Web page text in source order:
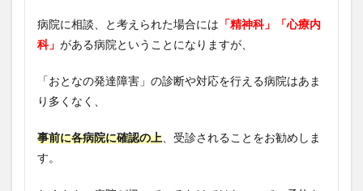
病院に相談、と考えられた場合には 「精神科」「心療内
科」 がある病院ということになりますが、
「おとなの発達障害」の診断や対応を行える病院はあま
り多くなく、
事前に各病院に確認の上 、受診されることをお勧めしま
す。